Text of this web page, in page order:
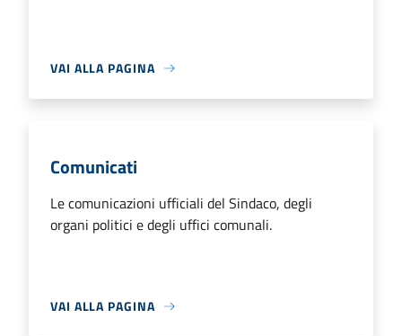
VAI ALLA PAGINA
Comunicati
Le comunicazioni ufficiali del Sindaco, degli
organi politici e degli uffici comunali.
VAI ALLA PAGINA